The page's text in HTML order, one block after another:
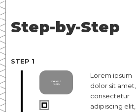
Step-by-Step
STEP 1
Lorem ipsum
dolor sit amet,
consectetur
adipiscing elit,